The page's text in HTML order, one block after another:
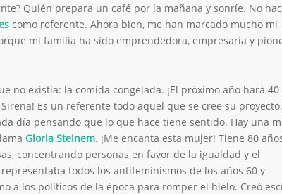
Quién prepara un café por la mañana y sonríe. No
como referente. Ahora bien, me han marcado mucho mi
mi familia ha sido emprendedora, empresaria y
no existía: la comida congelada. ¡El próximo año hará 40
Es un referente todo aquel que se cree su
día pensando que lo que hace tiene sentido. Hay una
Gloria Steinem. ¡Me encanta esta mujer! Tiene 80
concentrando personas en favor de la igualdad y el
todos los antifeminismos de los años 60 y
a los políticos de la época para romper el hielo. Creó